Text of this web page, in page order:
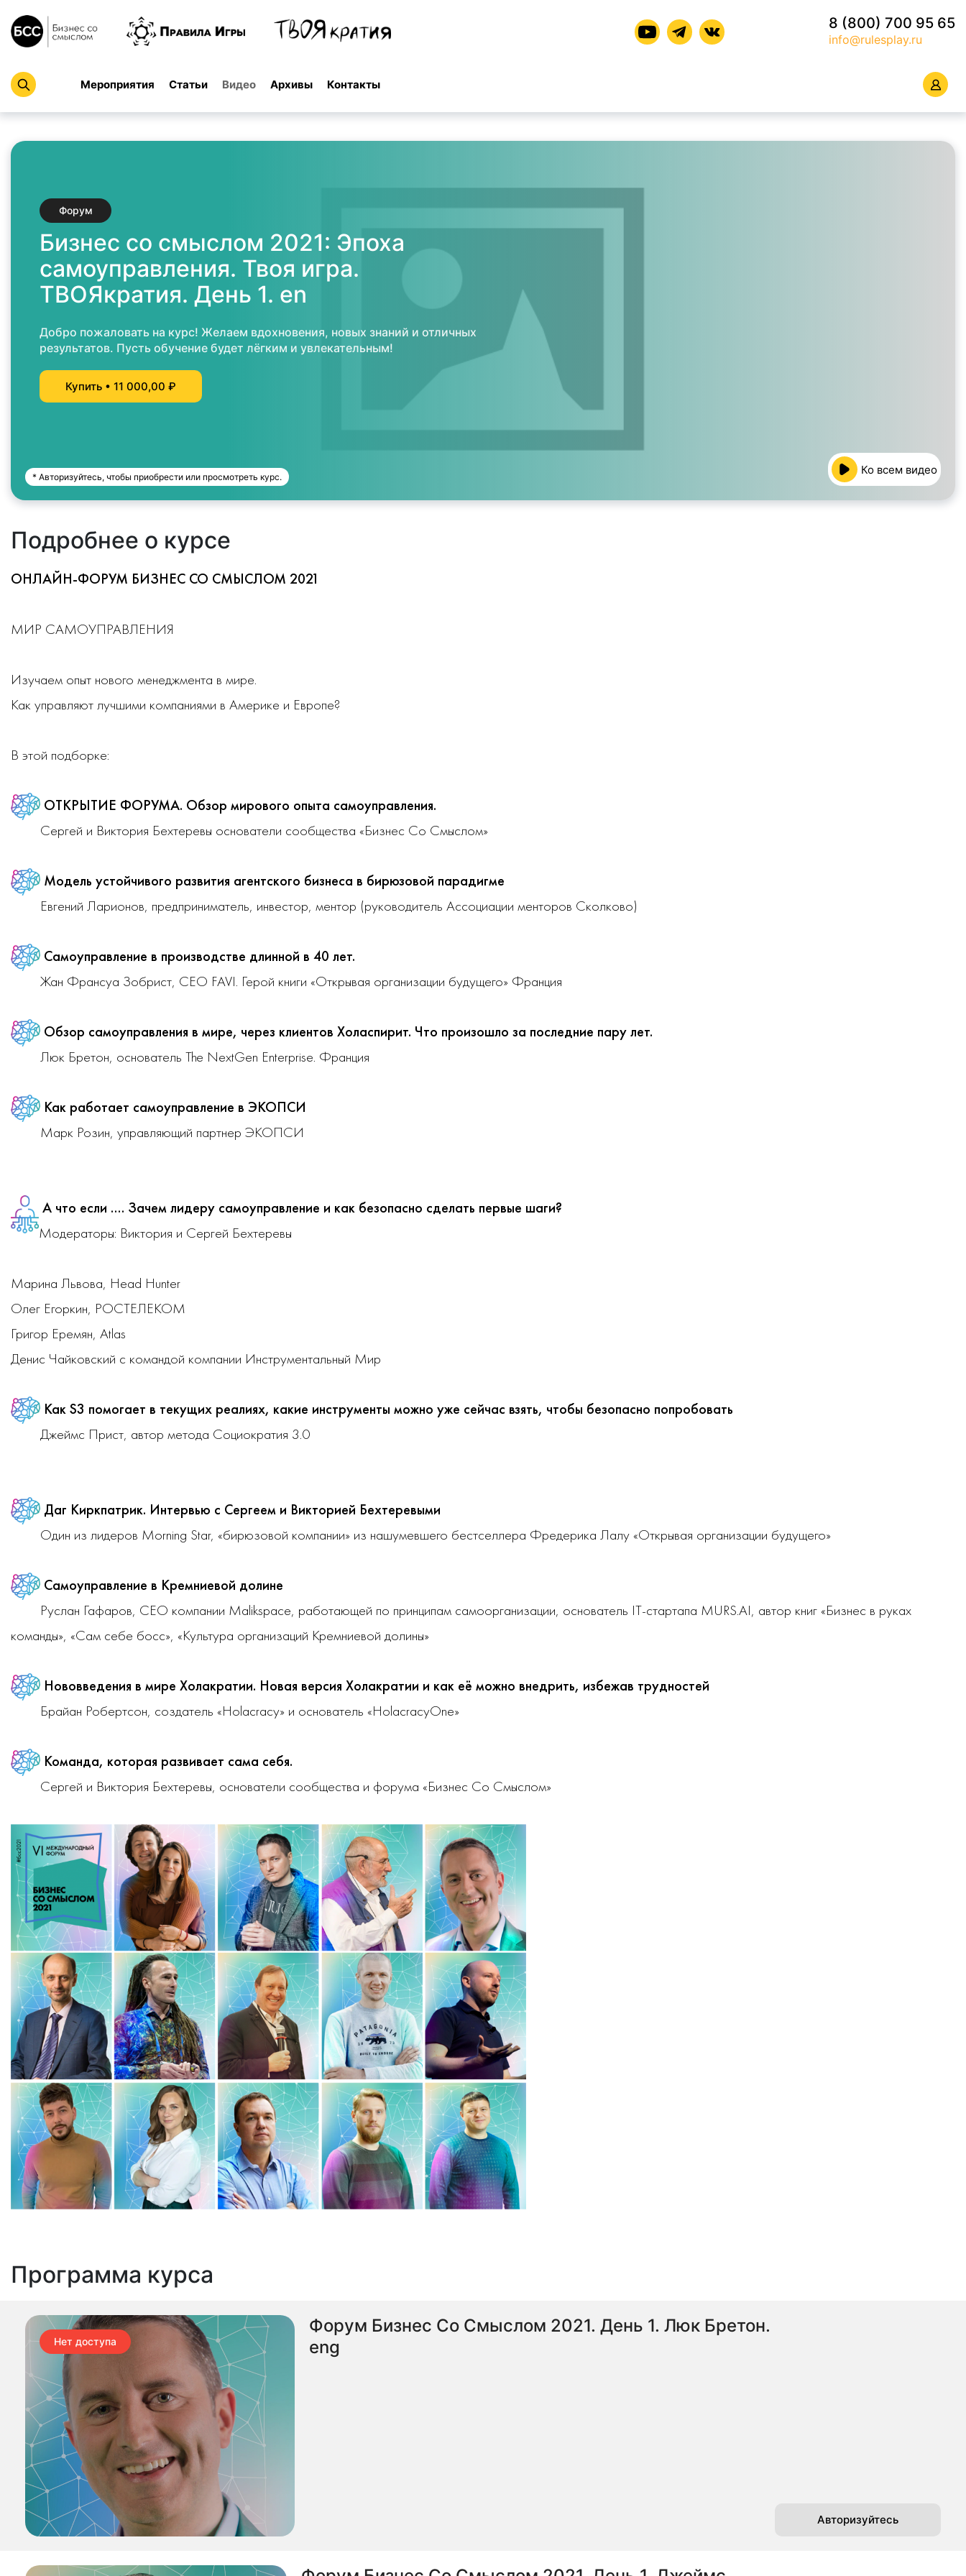
8 (800) 700 95 65
info@rulesplay.ru
Мероприятия Статьи Видео Архивы Контакты
Форум
Бизнес со смыслом 2021: Эпоха
самоуправления. Твоя игра.
ТВОЯкратия. День 1. en
Добро пожаловать на курс! Желаем вдохновения, новых знаний и отличных
результатов. Пусть обучение будет лёгким и увлекательным!
Купить • 11 000,00 ₽
Ко всем видео
* Авторизуйтесь, чтобы приобрести или просмотреть курс.
Подробнее о курсе
ОНЛАЙН-ФОРУМ БИЗНЕС СО СМЫСЛОМ 2021
МИР САМОУПРАВЛЕНИЯ
Изучаем опыт нового менеджмента в мире.
Как управляют лучшими компаниями в Америке и Европе?
В этой подборке:
ОТКРЫТИЕ ФОРУМА. Обзор мирового опыта самоуправления.
Сергей и Виктория Бехтеревы основатели сообщества «Бизнес Со Смыслом»
Модель устойчивого развития агентского бизнеса в бирюзовой парадигме
Евгений Ларионов, предприниматель, инвестор, ментор (руководитель Ассоциации менторов Сколково)
Самоуправление в производстве длинной в 40 лет.
Жан Франсуа Зобрист, CEO FAVI. Герой книги «Открывая организации будущего» Франция
Обзор самоуправления в мире, через клиентов Холаспирит. Что произошло за последние пару лет.
Люк Бретон, основатель The NextGen Enterprise. Франция
Как работает самоуправление в ЭКОПСИ
Марк Розин, управляющий партнер ЭКОПСИ
А что если .... Зачем лидеру самоуправление и как безопасно сделать первые шаги?
Модераторы: Виктория и Сергей Бехтеревы
Марина Львова, Head Hunter
Олег Егоркин, РОСТЕЛЕКОМ
Григор Еремян, Atlas
Денис Чайковский с командой компании Инструментальный Мир
Как S3 помогает в текущих реалиях, какие инструменты можно уже сейчас взять, чтобы безопасно попробовать
Джеймс Прист, автор метода Социократия 3.0
Даг Киркпатрик. Интервью с Сергеем и Викторией Бехтеревыми
Один из лидеров Morning Star, «бирюзовой компании» из нашумевшего бестселлера Фредерика Лалу «Открывая организации будущего»
Самоуправление в Кремниевой долине
Руслан Гафаров, CEO компании Malikspace, работающей по принципам самоорганизации, основатель IT-стартапа MURS.AI, автор книг «Бизнес в руках
команды», «Сам себе босс», «Культура организаций Кремниевой долины»
Нововведения в мире Холакратии. Новая версия Холакратии и как её можно внедрить, избежав трудностей
Брайан Робертсон, создатель «Holacracy» и основатель «HolacracyOne»
Команда, которая развивает сама себя.
Сергей и Виктория Бехтеревы, основатели сообщества и форума «Бизнес Со Смыслом»
Программа курса
Форум Бизнес Со Смыслом 2021. День 1. Люк Бретон.
eng
Нет доступа
Авторизуйтесь